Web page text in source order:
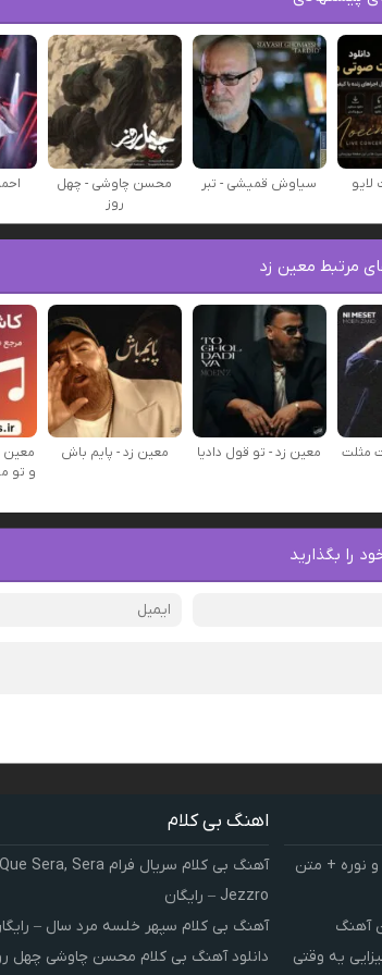
سیاوش قمیشی - تبر
محسن چاوشی - چهل
روز
مرتبط معین زد
مثلت معین زد - تو قول دادیا معین زد - پایم باش
معین
و تو
را بگذارید
نوره + متن
آهنگ
یه وقتی
اهنگ بی کلام
Jezzro – رایگان
آهنگ بی کلام سپهر خلسه مرد سال –
دانلود آهنگ بی کلام محسن چاوشی چهل